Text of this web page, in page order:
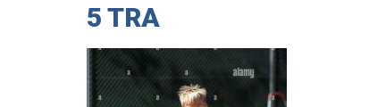
5 TRA